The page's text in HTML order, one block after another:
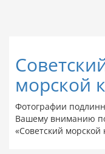
морской
Фотографии
Вашему вниманию
«Советский морской